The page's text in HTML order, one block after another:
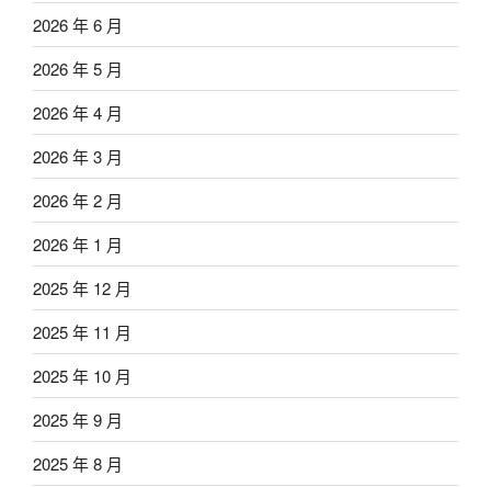
2026 年 6 月
2026 年 5 月
2026 年 4 月
2026 年 3 月
2026 年 2 月
2026 年 1 月
2025 年 12 月
2025 年 11 月
2025 年 10 月
2025 年 9 月
2025 年 8 月